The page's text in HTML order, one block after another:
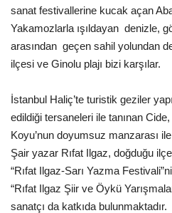
sanat festivallerine kucak açan
Yakamozlarla ışıldayan denizle,
arasından geçen sahil yolundan
ilçesi ve Ginolu plajı bizi karşılar.
İstanbul Haliç’te turistik geziler
edildiği tersaneleri ile tanınan
Koyu’nun doyumsuz manzarası
Şair yazar Rıfat Ilgaz, doğduğu
“Rıfat Ilgaz-Sarı Yazma
“Rıfat Ilgaz Şiir ve Öykü
sanatçı da katkıda bulunmaktadır.